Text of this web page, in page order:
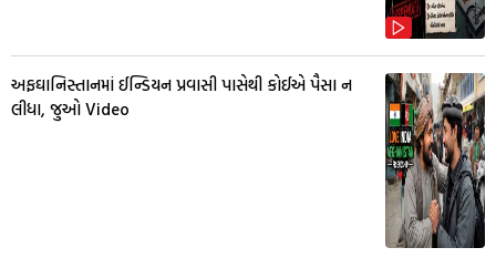
અફઘાનિસ્તાનમાં ઈન્ડિયન પ્રવાસી પાસેથી કોઈએ પૈસા ન
લીધા, જુઓ Video